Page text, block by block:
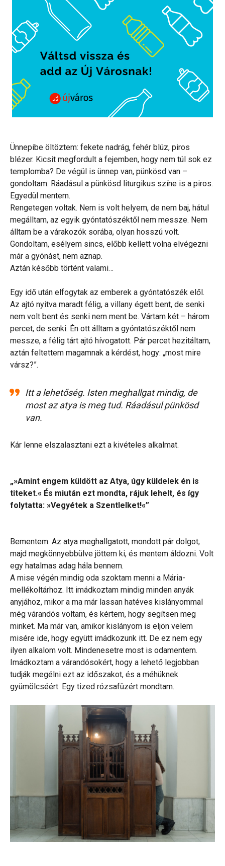
Ünnepibe öltöztem: fekete nadrág, fehér blúz, piros
blézer. Kicsit megfordult a fejemben, hogy nem túl sok ez
templomba? De végül is ünnep van, pünkösd van –
gondoltam. Ráadásul a pünkösd liturgikus színe is a piros.
Egyedül mentem.
Rengetegen voltak. Nem is volt helyem, de nem baj, hátul
megálltam, az egyik gyóntatószéktől nem messze. Nem
álltam be a várakozók sorába, olyan hosszú volt.
Gondoltam, esélyem sincs, előbb kellett volna elvégezni
már a gyónást, nem aznap.
Aztán később történt valami…
Egy idő után elfogytak az emberek a gyóntatószék elől.
Az ajtó nyitva maradt félig, a villany égett bent, de senki
nem volt bent és senki nem ment be. Vártam két – három
percet, de senki. Én ott álltam a gyóntatószéktől nem
messze, a félig tárt ajtó hívogatott. Pár percet hezitáltam,
aztán feltettem magamnak a kérdést, hogy: „most mire
vársz?”.
Itt a lehetőség. Isten meghallgat mindig, de
most az atya is meg tud. Ráadásul pünkösd
van.
Kár lenne elszalasztani ezt a kivételes alkalmat.
„»Amint engem küldött az Atya, úgy küldelek én is
titeket.« És miután ezt mondta, rájuk lehelt, és így
folytatta: »Vegyétek a Szentlelket!«”
Bementem. Az atya meghallgatott, mondott pár dolgot,
majd megkönnyebbülve jöttem ki, és mentem áldozni. Volt
egy hatalmas adag hála bennem.
A mise végén mindig oda szoktam menni a Mária-
mellékoltárhoz. Itt imádkoztam mindig minden anyák
anyjához, mikor a ma már lassan hatéves kislányommal
még várandós voltam, és kértem, hogy segítsen meg
minket. Ma már van, amikor kislányom is eljön velem
misére ide, hogy együtt imádkozunk itt. De ez nem egy
ilyen alkalom volt. Mindenesetre most is odamentem.
Imádkoztam a várandósokért, hogy a lehető legjobban
tudják megélni ezt az időszakot, és a méhüknek
gyümölcséért. Egy tized rózsafüzért mondtam.